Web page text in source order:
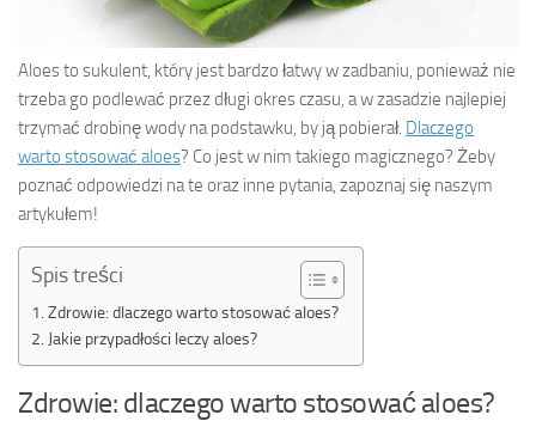
Aloes to sukulent, który jest bardzo łatwy w zadbaniu, ponieważ nie
trzeba go podlewać przez długi okres czasu, a w zasadzie najlepiej
trzymać drobinę wody na podstawku, by ją pobierał. Dlaczego
warto stosować aloes? Co jest w nim takiego magicznego? Żeby
poznać odpowiedzi na te oraz inne pytania, zapoznaj się naszym
artykułem!
Spis treści
Zdrowie: dlaczego warto stosować aloes?
Jakie przypadłości leczy aloes?
Zdrowie: dlaczego warto stosować aloes?